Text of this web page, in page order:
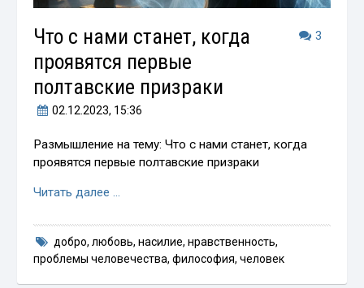
3
Что с нами станет, когда
проявятся первые
полтавские призраки
02.12.2023, 15:36
Размышление на тему: Что с нами станет, когда
проявятся первые полтавские призраки
Читать далее …
добро, любовь, насилие, нравственность,
проблемы человечества,философия,человек